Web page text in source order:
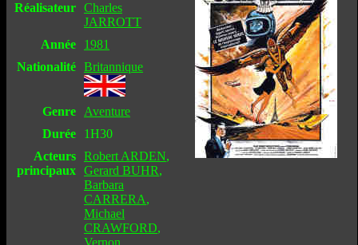
Réalisateur Charles
JARROTT
Année
1981
Nationalité Britannique
Genre
Aventure
Durée
1H30
Acteurs
principaux
Robert ARDEN,
Gerard BUHR,
Barbara
CARRERA,
Michael
CRAWFORD,
Vernon